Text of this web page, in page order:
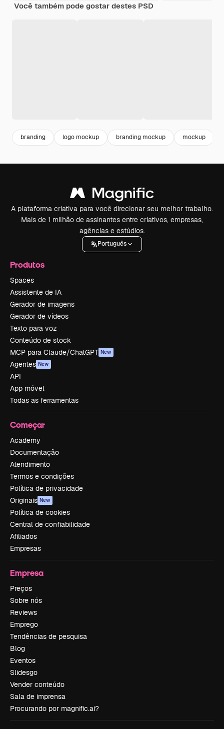
Você também pode gostar destes PSD
branding logo mockup branding mockup mockup
A plataforma criativa para você direcionar seu melhor trabalho.
Mais de 1 milhão de assinantes entre criativos, empresas,
agências e estúdios.
Português
Produtos
Spaces
Assistente de IA
Gerador de imagens
Gerador de vídeos
Texto para voz
Conteúdo de stock
MCP para Claude/ChatGPT New
Agentes New
API
App móvel
Todas as ferramentas
Começar
Academy
Documentação
Atendimento
Termos e condições
Política de privacidade
Originais New
Política de cookies
Central de confiabilidade
Afiliados
Empresas
Empresa
Preços
Sobre nós
Reviews
Emprego
Tendências de pesquisa
Blog
Eventos
Slidesgo
Vender conteúdo
Sala de imprensa
Procurando por magnific.ai?